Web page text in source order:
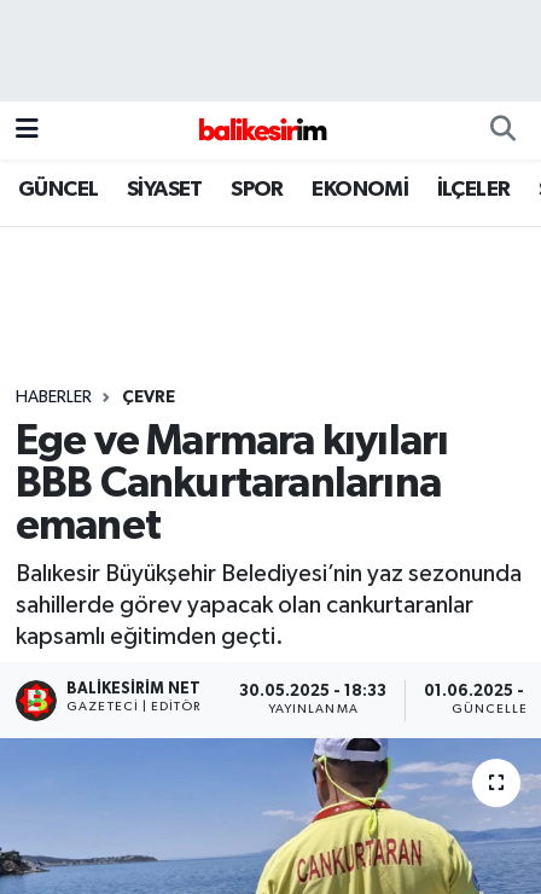
GÜNCEL SİYASET SPOR EKONOMİ İLÇELER
HABERLER ÇEVRE
Ege ve Marmara kıyıları
BBB Cankurtaranlarına
emanet
Balıkesir Büyükşehir Belediyesi’nin yaz sezonunda
sahillerde görev yapacak olan cankurtaranlar
kapsamlı eğitimden geçti.
BALIKESIRIM NET
GAZETECI | EDITÖR
30.05.2025 - 18:33
YAYINLANMA
01.06.2025 -